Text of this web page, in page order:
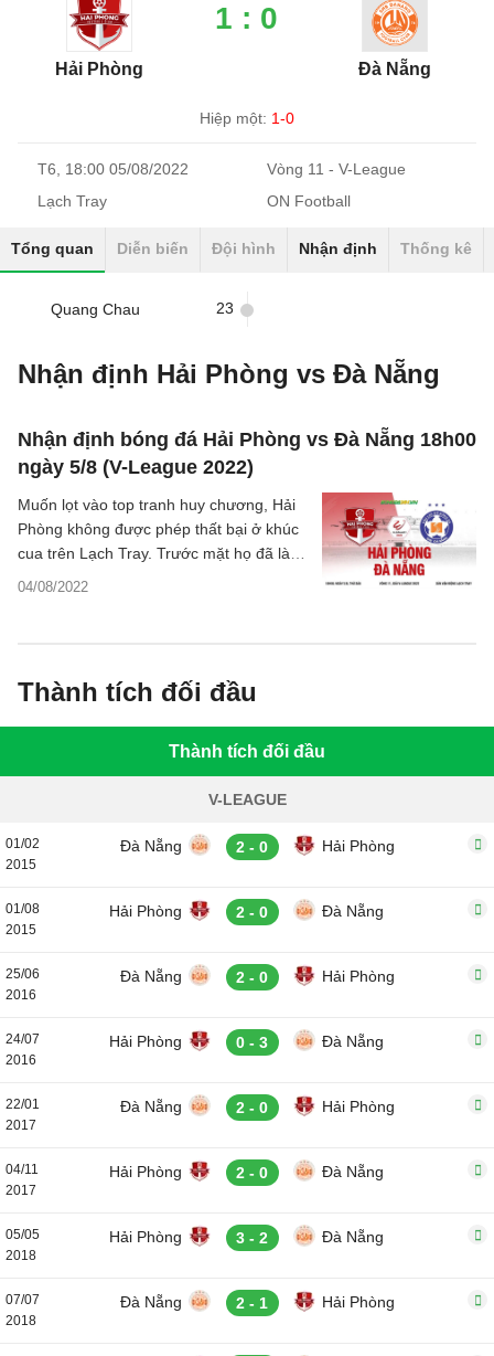
Hải Phòng
1 : 0
Đà Nẵng
Hiệp một: 1-0
T6, 18:00 05/08/2022
Vòng 11 - V-League
Lạch Tray
ON Football
Tổng quan Diễn biến Đội hình Nhận định Thống kê
Quang Chau 23
Nhận định Hải Phòng vs Đà Nẵng
Nhận định bóng đá Hải Phòng vs Đà Nẵng 18h00
ngày 5/8 (V-League 2022)
04/08/2022
Muốn lọt vào top tranh huy chương, Hải
Phòng không được phép thất bại ở khúc
cua trên Lạch Tray. Trước mặt họ đã là
SHB Đà Nẵng, đội bóng có sự thăng tiến
Thành tích đối đầu
Thành tích đối đầu
V-LEAGUE
01/02
2015
Đà Nẵng 2 - 0 Hải Phòng
01/08
2015
Hải Phòng 2 - 0 Đà Nẵng
25/06
2016
Đà Nẵng 2 - 0 Hải Phòng
24/07
2016
Hải Phòng 0 - 3 Đà Nẵng
22/01
2017
Đà Nẵng 2 - 0 Hải Phòng
04/11
2017
Hải Phòng 2 - 0 Đà Nẵng
05/05
2018
Hải Phòng 3 - 2 Đà Nẵng
07/07
2018
Đà Nẵng 2 - 1 Hải Phòng